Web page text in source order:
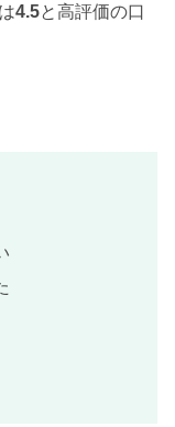
4.5と高評価の口